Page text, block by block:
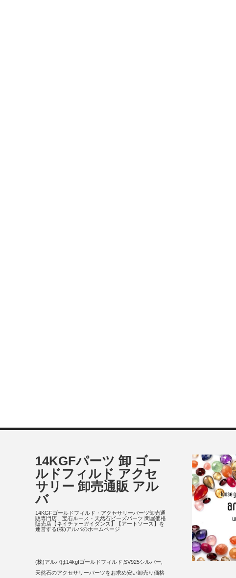
14KGFパーツ 卸 ゴー
ルドフィルド アクセ
サリー 卸売通販 アル
バ
14KGFゴールドフィルド・アクセサリーパーツ卸売通
販専門店、宝石ルース・天然石ビーズパーツ 問屋価格
販売店【ネイチャーガイダンス】【アートソース】を
運営する(株)アルバのホームページ
(株)アルバは14kgfゴールドフィルド,SV925シルバー,
天然石のアクセサリーパーツをお求め安い卸売り価格